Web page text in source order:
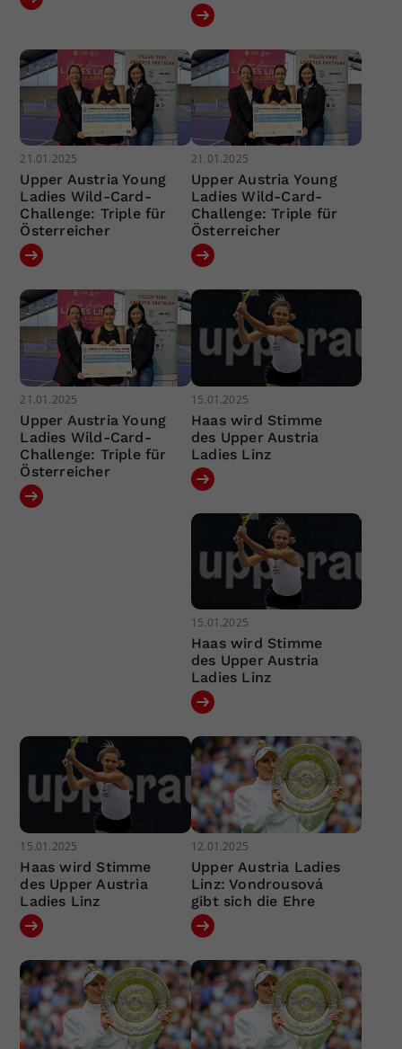
21.01.2025
Upper Austria Young
Ladies Wild-Card-
Challenge: Triple für
Österreicher
21.01.2025
Upper Austria Young
Ladies Wild-Card-
Challenge: Triple für
Österreicher
21.01.2025
Upper Austria Young
Ladies Wild-Card-
Challenge: Triple für
Österreicher
15.01.2025
Haas wird Stimme
des Upper Austria
Ladies Linz
15.01.2025
Haas wird Stimme
des Upper Austria
Ladies Linz
15.01.2025
Haas wird Stimme
des Upper Austria
Ladies Linz
12.01.2025
Upper Austria Ladies
Linz: Vondrousová
gibt sich die Ehre